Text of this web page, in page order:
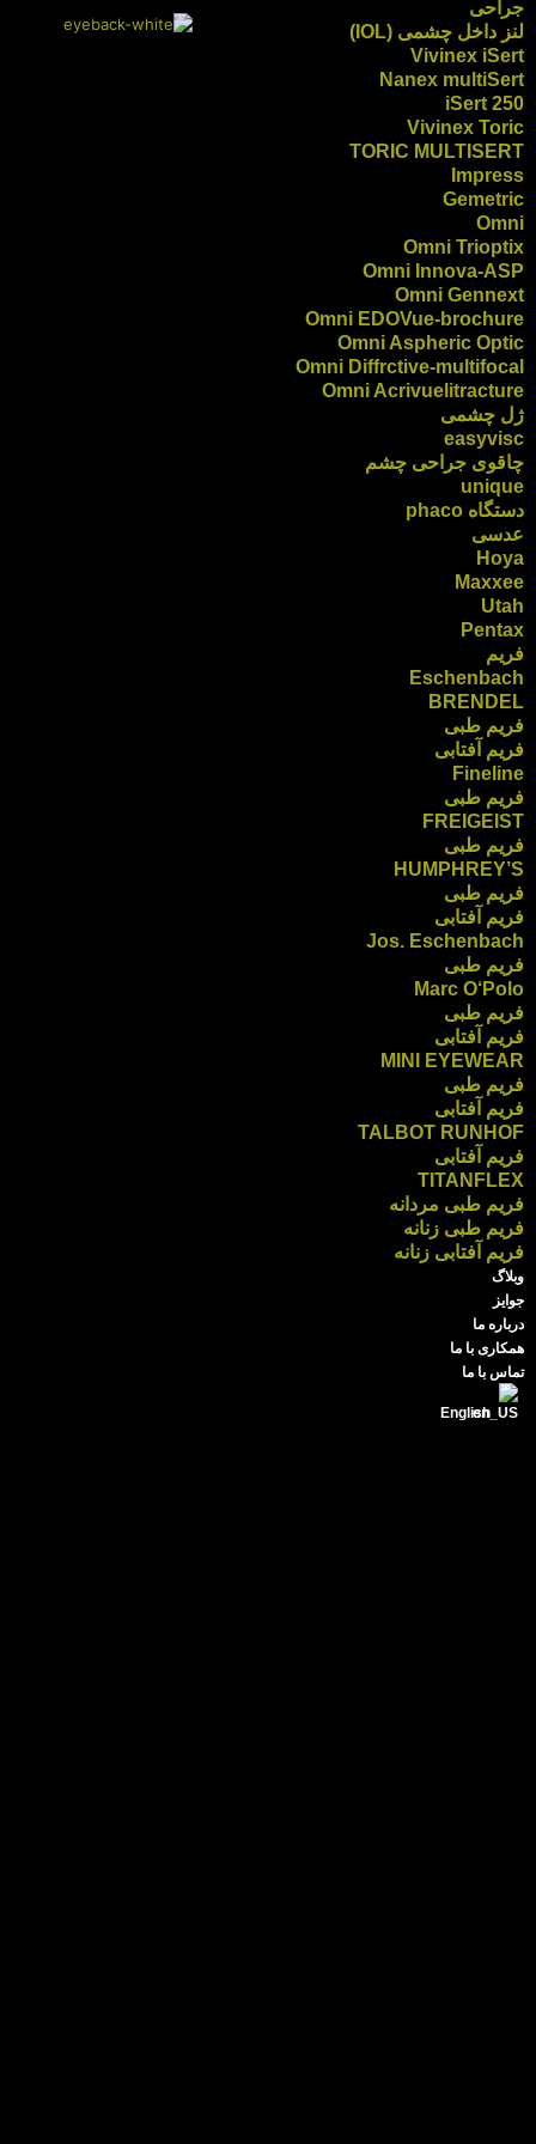
جراحی
لنز داخل چشمی (IOL)
Vivinex iSert
Nanex multiSert
iSert 250
Vivinex Toric
TORIC MULTISERT
Impress
Gemetric
Omni
Omni Trioptix
Omni Innova-ASP
Omni Gennext
Omni EDOVue-brochure
Omni Aspheric Optic
Omni Diffrctive-multifocal
Omni Acrivuelitracture
ژل چشمی
easyvisc
چاقوی جراحی چشم
unique
دستگاه phaco
عدسی
Hoya
Maxxee
Utah
Pentax
فریم
Eschenbach
BRENDEL
فریم طبی
فریم آفتابی
Fineline
فریم طبی
FREIGEIST
فریم طبی
HUMPHREY’S
فریم طبی
فریم آفتابی
Jos. Eschenbach
فریم طبی
Marc O‘Polo
فریم طبی
فریم آفتابی
MINI EYEWEAR
فریم طبی
فریم آفتابی
TALBOT RUNHOF
فریم آفتابی
TITANFLEX
فریم طبی مردانه
فریم طبی زنانه
فریم آفتابی زنانه
وبلاگ
جوایز
درباره ما
همکاری با ما
تماس با ما
English